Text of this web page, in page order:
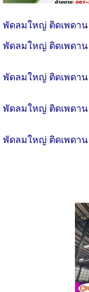
พัดลมใหญ่ ติดเพดา
พัดลมใหญ่ ติดเพดาน
พัดลมใหญ่ ติดเพดาน
พัดลมใหญ่ ติดเพดาน
พัดลมใหญ่ ติดเพดาน